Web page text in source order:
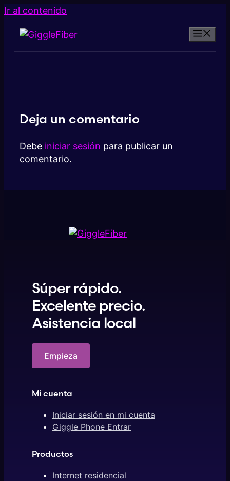
Ir al contenido
Deja un comentario
Debe iniciar sesión para publicar un
comentario.
Súper rápido.
Excelente precio.
Asistencia local
Empieza
Mi cuenta
Iniciar sesión en mi cuenta
Giggle Phone Entrar
Productos
Internet residencial